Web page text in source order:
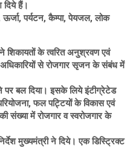
दिये हैं।
पर्यटन, कैम्पा, पेयजल, लोक
ने शिकायतों के त्वरित अनुश्रवण एवं
से रोजगार सृजन के संबंध में
बल दिया। इसके लिये इंटीग्रेटेड
फल पट्टियों के विकास एवं
संख्या में रोजगार व स्वरोजगार के
मुख्यमंत्री ने दिये। एक डिस्ट्रिक्ट